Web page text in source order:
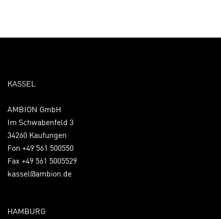
KASSEL
AMBION GmbH
Im Schwabenfeld 3
34260 Kaufungen
Fon +49 561 500550
Fax +49 561 5005529
kassel@ambion.de
HAMBURG